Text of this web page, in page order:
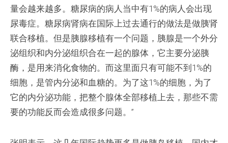
量会越来越多。糖尿病的病人当中有1%的病人会出现
尿毒症。糖尿病肾病在国际上过去通行的做法是做胰肾
联合移植。但是胰腺移植有一个问题，胰腺是一个外分
泌组织和内分泌组织合在一起的腺体，它主要分泌胰
酶，是用来消化食物的。而这里面只有可能不到1%的
细胞，是管内分泌和血糖的。为了这1%的细胞，为了
它的内分泌功能，把整个腺体全部移植上去，那些不需
要的功能反而会造成很多问题。”